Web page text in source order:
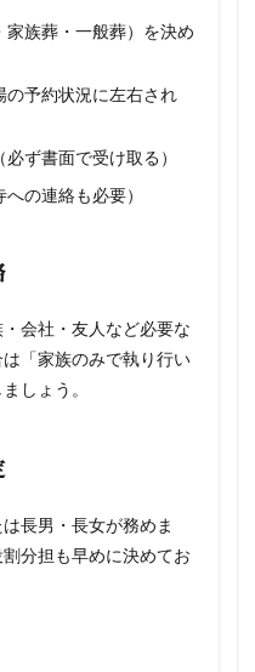
族葬・一般葬）を決め
の予約状況に左右され
ず書面で受け取る）
の連絡も必要）
会社・友人など必要な
「家族のみで執り行い
しょう。
長男・長女が務めま
分担も早めに決めてお